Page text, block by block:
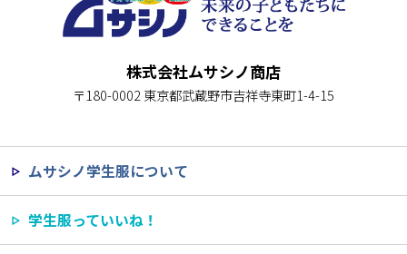
株式会社ムサシノ商店
〒180-0002 東京都武蔵野市吉祥寺東町1-4-15
ムサシノ学生服について
学生服っていいね！